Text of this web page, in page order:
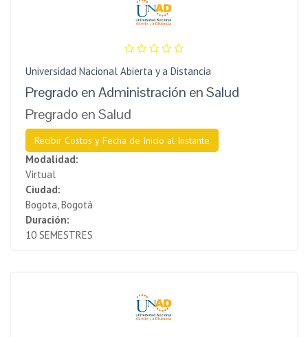
Universidad Nacional Abierta y a Distancia
Pregrado en Administración en Salud
Pregrado en Salud
Recibir Costos y Fecha de Inicio al Instante
Modalidad:
Virtual
Ciudad:
Bogota, Bogotá
Duración:
10 SEMESTRES